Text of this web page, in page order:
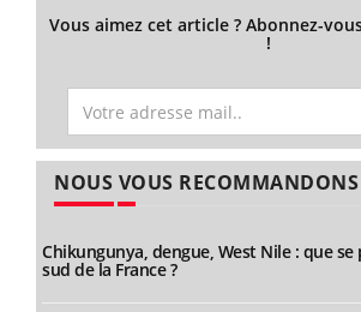
Vous aimez cet article ? Abonnez-
!
NOUS VOUS RECOMMANDONS
Chikungunya, dengue, West Nile : que se
sud de la France ?